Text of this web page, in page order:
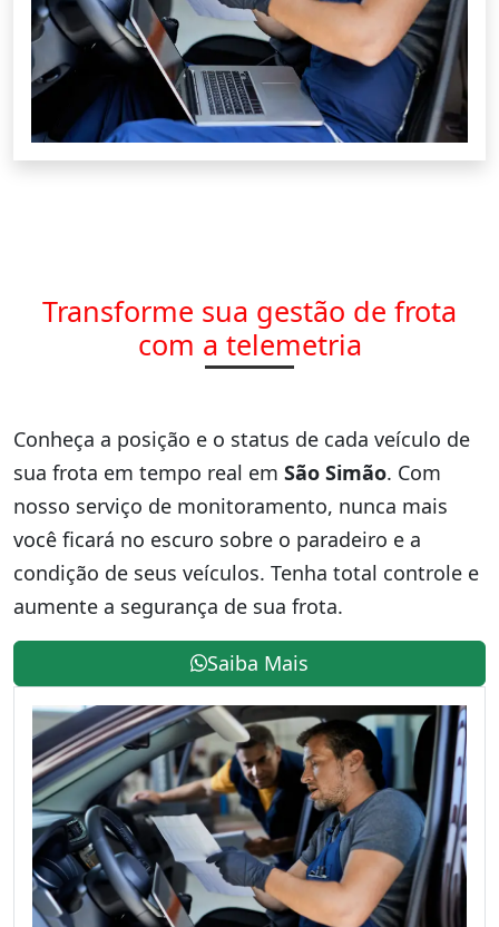
Transforme sua gestão de frota
com a telemetria
Conheça a posição e o status de cada veículo de
sua frota em tempo real em São Simão. Com
nosso serviço de monitoramento, nunca mais
você ficará no escuro sobre o paradeiro e a
condição de seus veículos. Tenha total controle e
aumente a segurança de sua frota.
Saiba Mais